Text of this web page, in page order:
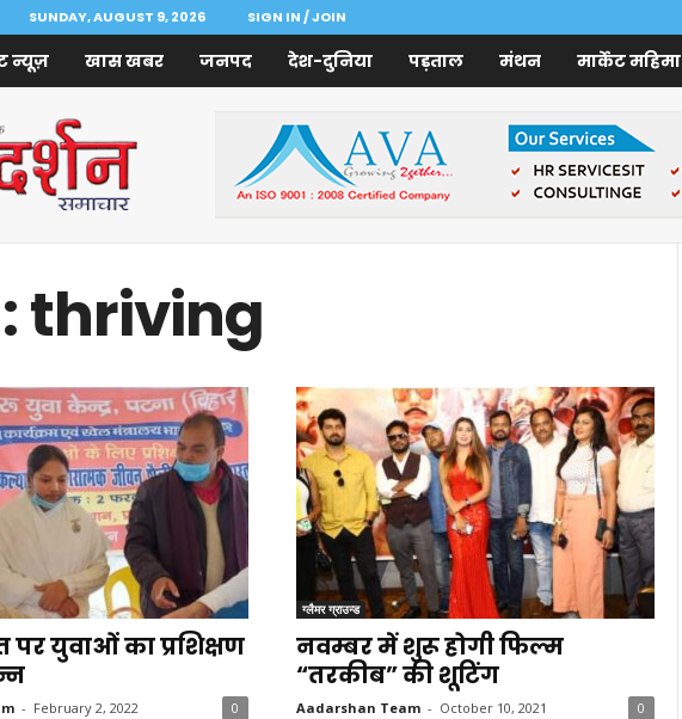
SUNDAY, AUGUST 9, 2026 SIGN IN / JOIN
न्यूज़ खास खबर जनपद देश-दुनिया पड़ताल मंथन मार्केट महिमा
thriving
पर युवाओं का प्रशिक्षण
- February 2, 2022 0
ग्लैमर ग्राउन्ड
नवम्बर में शुरू होगी फिल्म
“तरकीब” की शूटिंग
Aadarshan Team - October 10, 2021 0